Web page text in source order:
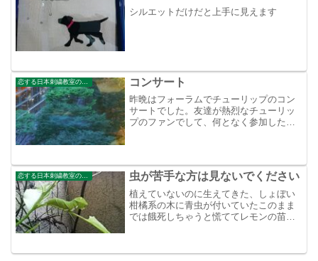
シルエットだけだと上手に見えます
恋する日本刺繍教室のブログ コンサート
昨晩はフォーラムでチューリップのコン
サートでした。友達が熱烈なチューリッ
プのファンでして、何となく参加したの
が残っている？とちょっと...
恋する日本刺繍教室のブログ 虫が苦手な方は見ないでください
植えていないのに生えてきた、しょぼい
柑橘系の木に青虫が付いていたこのまま
では餓死しちゃうと慌ててレモンの苗を